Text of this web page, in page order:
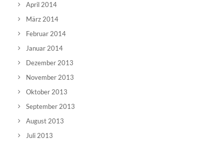
April 2014
März 2014
Februar 2014
Januar 2014
Dezember 2013
November 2013
Oktober 2013
September 2013
August 2013
Juli 2013